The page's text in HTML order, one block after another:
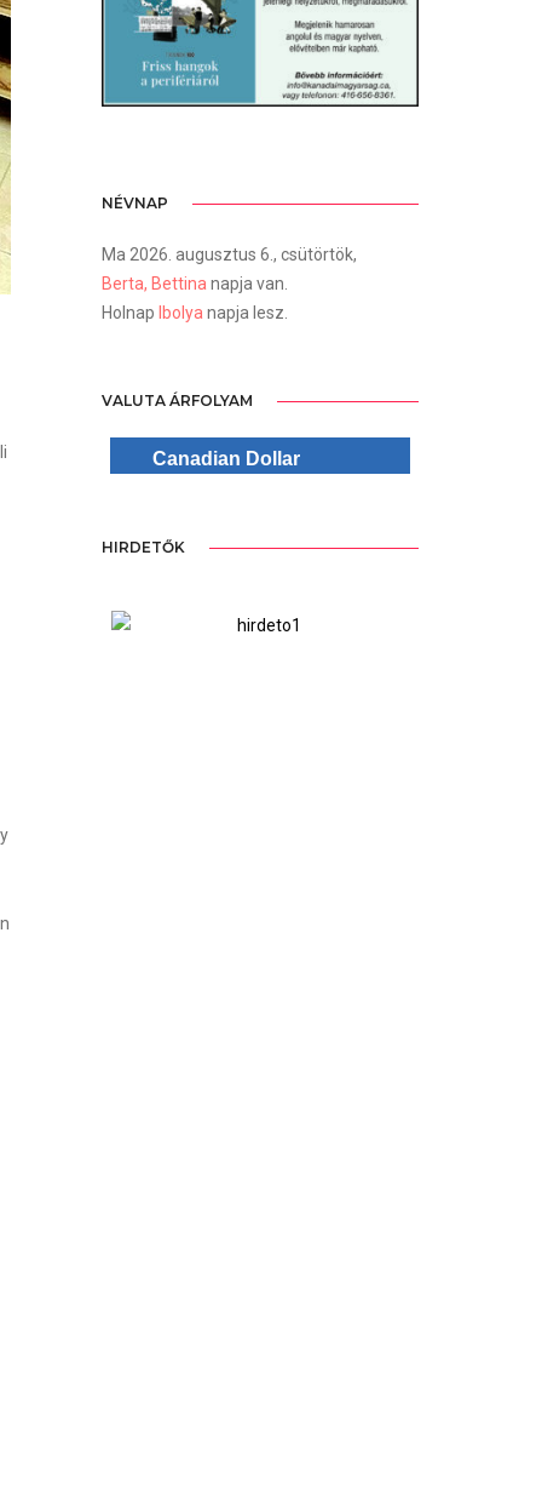
NÉVNAP
Ma 2026. augusztus 6., csütörtök,
Berta, Bettinanapja van.
Holnap Ibolyanapja lesz.
VALUTA ÁRFOLYAM
Canadian Dollar
HIRDETŐK